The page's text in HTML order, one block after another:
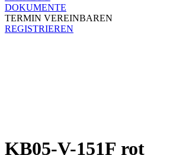
DOKUMENTE
TERMIN VEREINBAREN
REGISTRIEREN
KB05-V-151F rot